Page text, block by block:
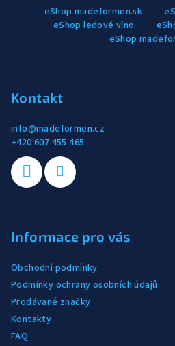
eShop madeformen.sk
eShop ledové víno
eShop
Kontakt
info@madeformen.cz
+420 607 455 465
Informace pro vás
Obchodní podmínky
Podmínky ochrany osobních údajů
Prodávané značky
Kontakty
FAQ